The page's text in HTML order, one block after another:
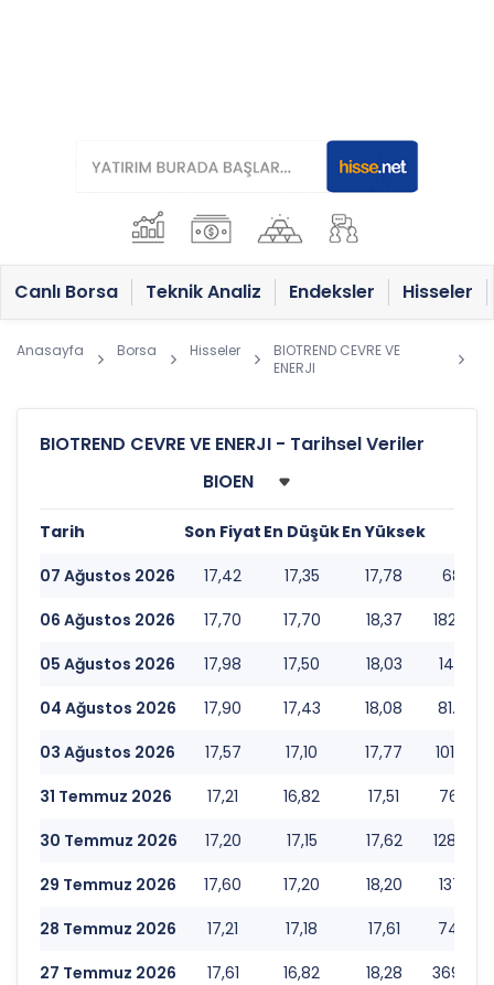
Canlı Borsa Teknik Analiz Endeksler Hisseler
Anasayfa Borsa Hisseler
BIOTREND CEVRE VE
ENERJI
BIOTREND CEVRE VE ENERJI - Tarihsel Veriler
Tarih Son Fiyat En DüşükEn Yüksek
07 Ağustos 2026
17,42 17,35 17,78
06 Ağustos 2026
17,70 17,70 18,37
05 Ağustos 2026
17,98 17,50 18,03
04 Ağustos 2026
17,90 17,43 18,08
03 Ağustos 2026
17,57 17,10 17,77
31 Temmuz 2026
17,21 16,82 17,51
30 Temmuz 2026
17,20 17,15 17,62
29 Temmuz 2026
17,60 17,20 18,20
28 Temmuz 2026
17,21 17,18 17,61
27 Temmuz 2026
17,61 16,82 18,28